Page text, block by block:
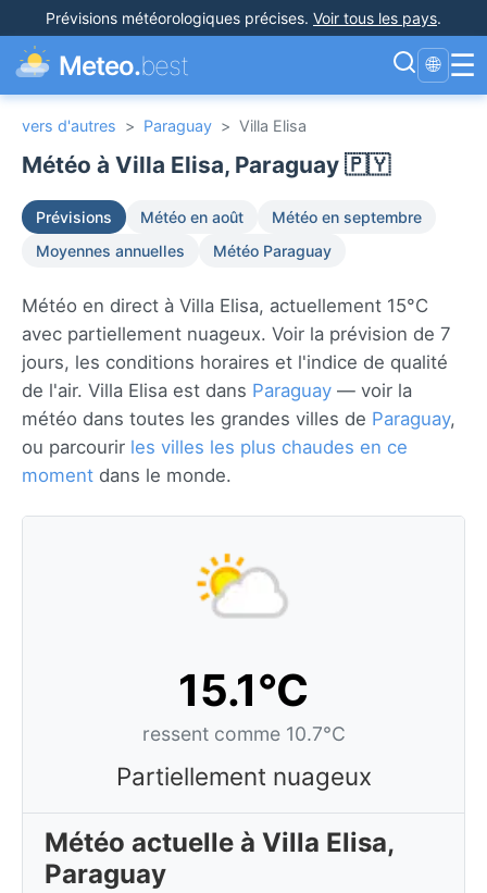
Prévisions météorologiques précises. Voir tous les pays.
Meteo.best 🌐 ☰
vers d'autres > Paraguay > Villa Elisa
Météo à Villa Elisa, Paraguay 🇵🇾
Prévisions Météo en août
Météo en septembre
Moyennes annuelles
Météo Paraguay
Météo en direct à Villa Elisa, actuellement 15°C
avec partiellement nuageux. Voir la prévision de 7
jours, les conditions horaires et l'indice de qualité
de l'air. Villa Elisa est dans Paraguay — voir la
météo dans toutes les grandes villes de Paraguay,
ou parcourir les villes les plus chaudes en ce
moment dans le monde.
15.1°C
ressent comme 10.7°C
Partiellement nuageux
Météo actuelle à Villa Elisa,
Paraguay